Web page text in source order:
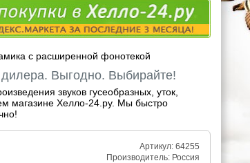
с расширенной фонотекой
Выгодно. Выбирайте!
звуков гусеобразных, уток,
магазине Хелло-24.ру. Мы быстро
Артикул: 64255
Производитель: Россия